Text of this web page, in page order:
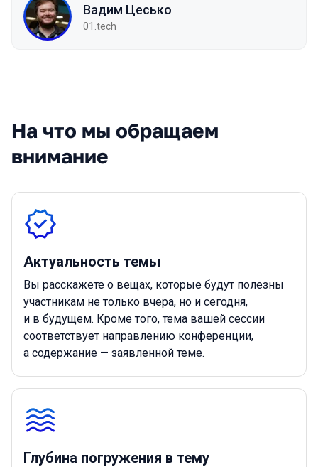
Вадим Цесько
01.tech
На что мы обращаем
внимание
Актуальность темы
Вы расскажете о вещах, которые будут полезны
участникам не только вчера, но и сегодня,
и в будущем. Кроме того, тема вашей сессии
соответствует направлению конференции,
а содержание — заявленной теме.
Глубина погружения в тему